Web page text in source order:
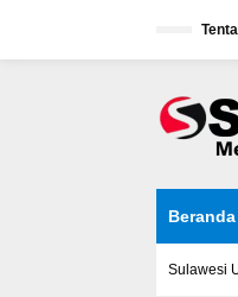
Beranda
Sulawesi